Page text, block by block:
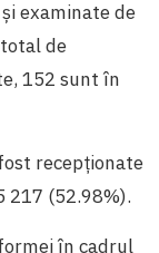
examinate de
de
152 sunt în
recepționate
217 (52.98%).
în cadrul